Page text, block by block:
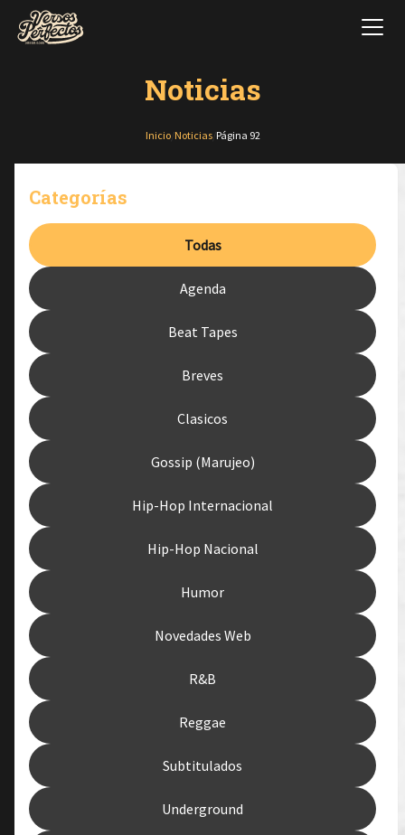
Noticias
Inicio/ Noticias/ Página 92
Categorías
Todas
Agenda
Beat Tapes
Breves
Clasicos
Gossip (Marujeo)
Hip-Hop Internacional
Hip-Hop Nacional
Humor
Novedades Web
R&B
Reggae
Subtitulados
Underground